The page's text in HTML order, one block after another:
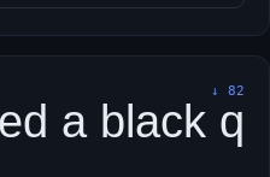
↓ 82
a black